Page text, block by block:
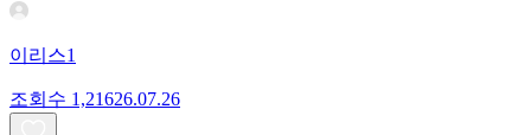
이리스1
조회수 1,21626.07.26